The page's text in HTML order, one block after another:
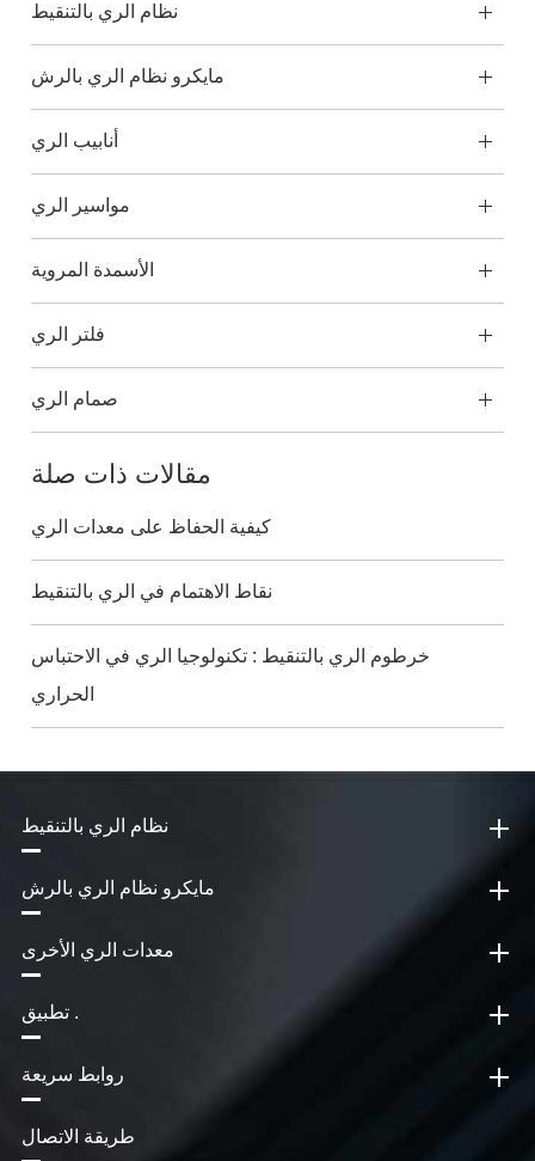
نظام الري بالتنقيط
مايكرو نظام الري بالرش
أنابيب الري
مواسير الري
الأسمدة المروية
فلتر الري
صمام الري
مقالات ذات صلة
كيفية الحفاظ على معدات الري
نقاط الاهتمام في الري بالتنقيط
خرطوم الري بالتنقيط : تكنولوجيا الري في الاحتباس
الحراري
نظام الري بالتنقيط
مايكرو نظام الري بالرش
معدات الري الأخرى
تطبيق .
روابط سريعة
طريقة الاتصال